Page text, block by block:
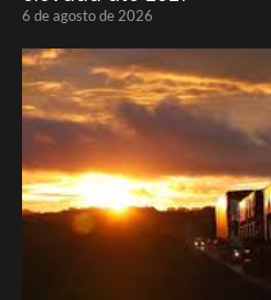
6 de agosto de 2026